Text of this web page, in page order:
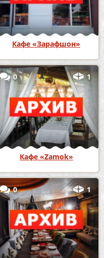
Кафе «Зарафшон»
0 1
Кафе «Zamok»
0 1